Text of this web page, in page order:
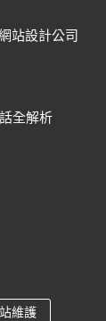
站設計公司
全解析
維護